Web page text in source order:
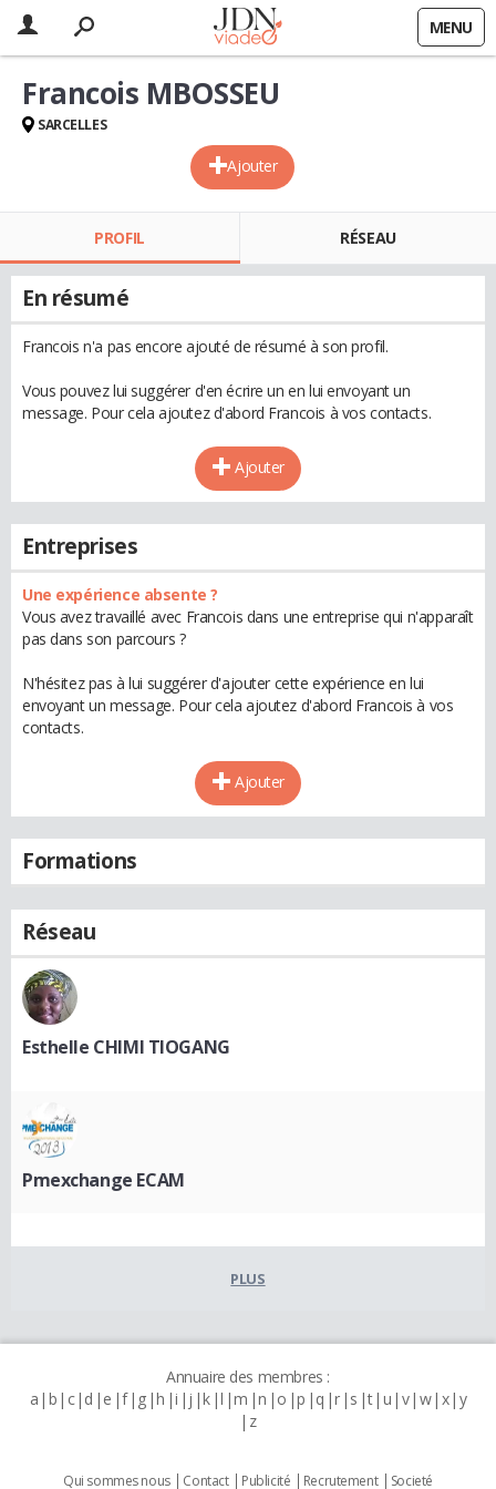
MENU
Ajouter
Francois MBOSSEU
SARCELLES
PROFIL RÉSEAU
En résumé
Francois n'a pas encore ajouté de résumé à son profil.
Vous pouvez lui suggérer d'en écrire un en lui envoyant un
message. Pour cela ajoutez d'abord Francois à vos contacts.
Ajouter
Entreprises
Une expérience absente ?
Vous avez travaillé avec Francois dans une entreprise qui n'apparaît
pas dans son parcours ?
N'hésitez pas à lui suggérer d'ajouter cette expérience en lui
envoyant un message. Pour cela ajoutez d'abord Francois à vos
contacts.
Ajouter
Formations
Réseau
Esthelle CHIMI TIOGANG
Pmexchange ECAM
PLUS
Annuaire des membres :
a b c d e f g h i j k l m n o p q r s t u v w x y
z
Qui sommes nous Contact Publicité Recrutement Societé